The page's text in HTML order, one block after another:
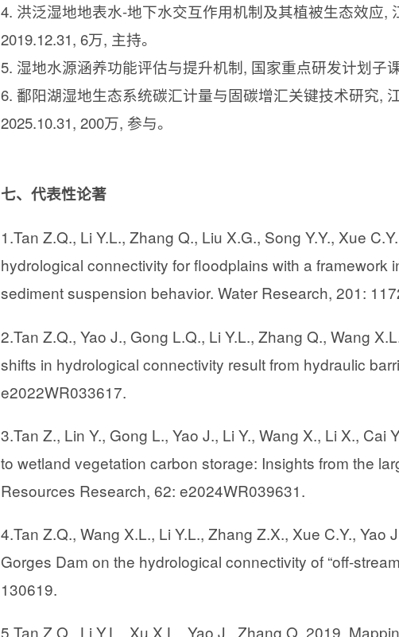
4. 洪泛湿地地表水-地下水交互作用机制及其植被生态效应,
2019.12.31, 6万, 主持。
5. 湿地水源涵养功能评估与提升机制, 国家重点研发计划子
6. 鄱阳湖湿地生态系统碳汇计量与固碳增汇关键技术研究,
2025.10.31, 200万, 参与。
七、代表性论著
1.Tan Z.Q., Li Y.L., Zhang Q., Liu X.G., Song Y.Y., Xue
hydrological connectivity for floodplains with a framework
sediment suspension behavior. Water Research, 201:
2.Tan Z.Q., Yao J., Gong L.Q., Li Y.L., Zhang Q., Wang
shifts in hydrological connectivity result from hydraulic
e2022WR033617.
3.Tan Z., Lin Y., Gong L., Yao J., Li Y., Wang X., Li X., Cai
to wetland vegetation carbon storage: Insights from the
Resources Research, 62: e2024WR039631.
4.Tan Z.Q., Wang X.L., Li Y.L., Zhang Z.X., Xue C.Y., Yao
Gorges Dam on the hydrological connectivity of “off-
130619.
5.Tan Z.Q., Li Y.L., Xu X.L., Yao J., Zhang Q. 2019.